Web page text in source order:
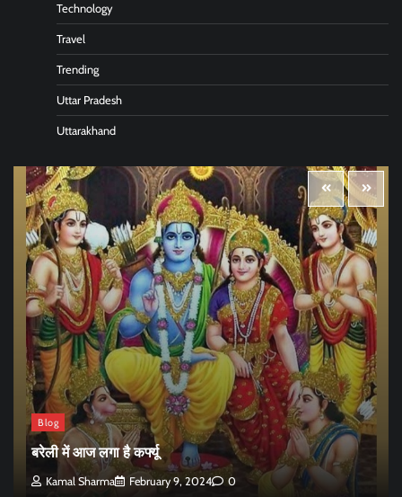
Technology
Travel
Trending
Uttar Pradesh
Uttarakhand
Blog
बरेली में आज लगा है कर्फ्यू
Kamal Sharma February 9, 2024 0